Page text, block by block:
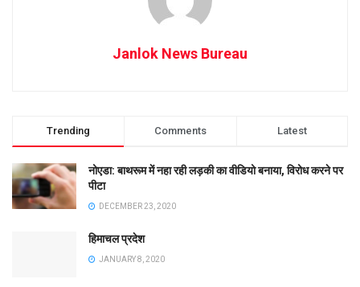
Janlok News Bureau
Trending Comments Latest
नोएडा: बाथरूम में नहा रही लड़की का वीडियो बनाया, विरोध करने पर
पीटा
DECEMBER 23, 2020
हिमाचल प्रदेश
JANUARY 8, 2020